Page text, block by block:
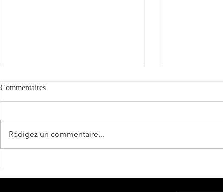
"Cantèra"
Commentaires
Rédigez un commentaire...